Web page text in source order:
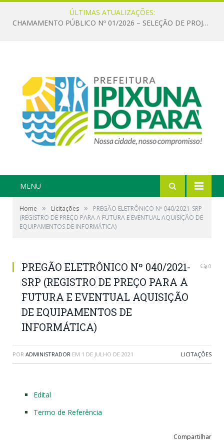
ÚLTIMAS ATUALIZAÇÕES:
CHAMAMENTO PÚBLICO Nº 01/2026 – SELEÇÃO DE PROJETOS PARA FIRMAR TERMO DE EXECUÇÃO CULTURAL COM RECURSOS DA POLÍTICA NACIONAL ALDIR BLANC DE FOMENTO À CULTURA – PNAB (LEI Nº 14.399/2022)
MENU
Home » Licitações »
PREGÃO ELETRÔNICO Nº 040/2021-SRP
(REGISTRO DE PREÇO PARA A FUTURA E EVENTUAL AQUISIÇÃO DE
EQUIPAMENTOS DE INFORMÁTICA)
PREGÃO ELETRÔNICO Nº 040/2021-
SRP (REGISTRO DE PREÇO PARA A
FUTURA E EVENTUAL AQUISIÇÃO
DE EQUIPAMENTOS DE
INFORMÁTICA)
0
POR ADMINISTRADOR EM 1 DE JULHO DE 2021 LICITAÇÕES
Edital
Termo de Referência
Compartilhar